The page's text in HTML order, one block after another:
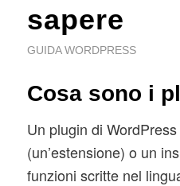
sapere
GUIDA WORDPRESS
Cosa sono i
Un plugin di
(un’estensione) o un
funzioni scritte nel